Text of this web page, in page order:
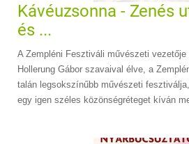
Kávéuzsonna - Zenés
és ...
A Zempléni Fesztiváli művészeti
Hollerung Gábor szavaival élve, a
talán legsokszínűbb művészeti
egy igen széles közönségréteget kíván